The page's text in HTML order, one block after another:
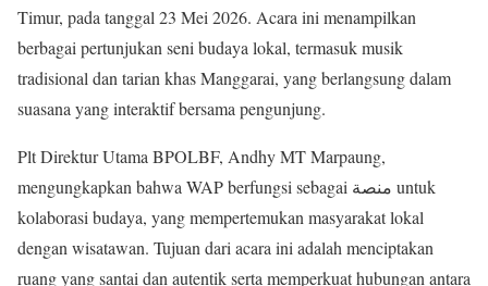
Timur, pada tanggal 23 Mei 2026. Acara ini menampilkan
berbagai pertunjukan seni budaya lokal, termasuk musik
tradisional dan tarian khas Manggarai, yang berlangsung dalam
suasana yang interaktif bersama pengunjung.
Plt Direktur Utama BPOLBF, Andhy MT Marpaung,
mengungkapkan bahwa WAP berfungsi sebagai منصة untuk
kolaborasi budaya, yang mempertemukan masyarakat lokal
dengan wisatawan. Tujuan dari acara ini adalah menciptakan
ruang yang santai dan autentik serta memperkuat hubungan antara